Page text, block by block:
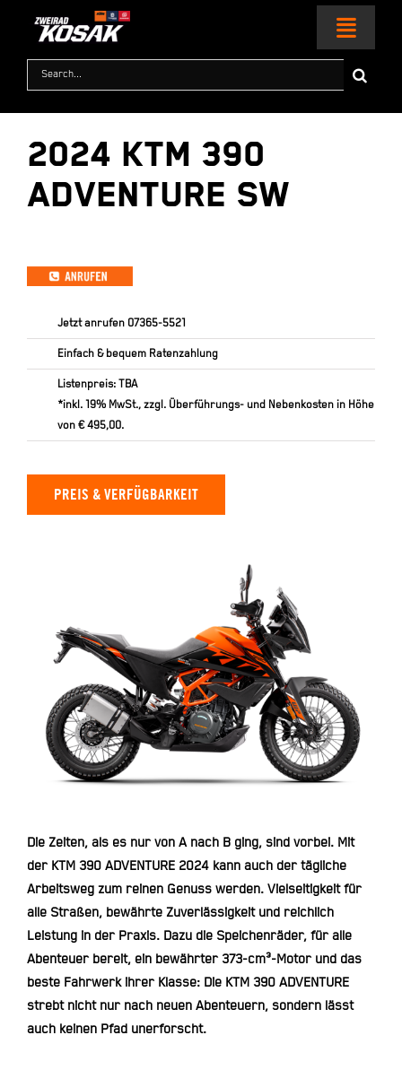
springen
MOTORRÄDER
KTM WORLD
KONTAKT
Suche
nach:
2024 KTM 390
ADVENTURE SW
Jetzt anrufen 07365-5521
Einfach & bequem Ratenzahlung
Listenpreis: TBA
*inkl. 19% MwSt., zzgl. Überführungs- und Nebenkosten in Höhe
von € 495,00.
PREIS & VERFÜGBARKEIT
Die Zeiten, als es nur von A nach B ging, sind vorbei. Mit
der KTM 390 ADVENTURE 2024 kann auch der tägliche
Arbeitsweg zum reinen Genuss werden. Vielseitigkeit für
alle Straßen, bewährte Zuverlässigkeit und reichlich
Leistung in der Praxis. Dazu die Speichenräder, für alle
Abenteuer bereit, ein bewährter 373-cm³-Motor und das
beste Fahrwerk ihrer Klasse: Die KTM 390 ADVENTURE
strebt nicht nur nach neuen Abenteuern, sondern lässt
auch keinen Pfad unerforscht.